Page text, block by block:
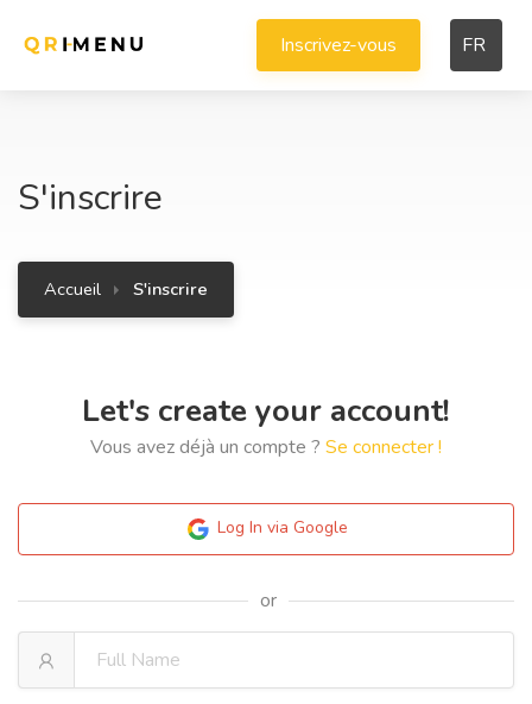
Inscrivez-vous FR
S'inscrire
Accueil S'inscrire
Let's create your account!
Vous avez déjà un compte ? Se connecter !
Log In via Google
or